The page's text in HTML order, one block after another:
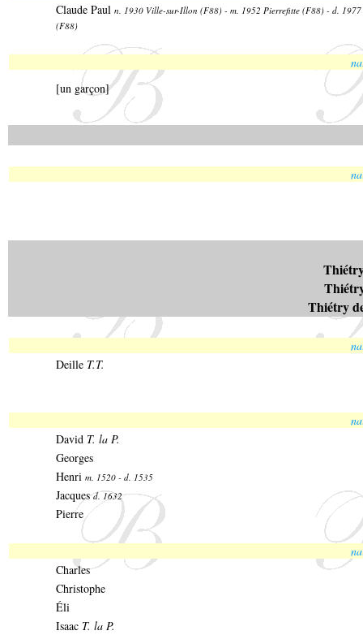
Claude Paul n. 1930 Ville-sur-Illon (F88) - m. 1952 Pierrefitte (F88) - d.
(F88)
[un garçon]
Thiétry
Deille T.T.
David T. la P.
Georges
Henri m. 1520 - d. 1535
Jacques d. 1632
Pierre
Charles
Christophe
Éli
Isaac T. la P.